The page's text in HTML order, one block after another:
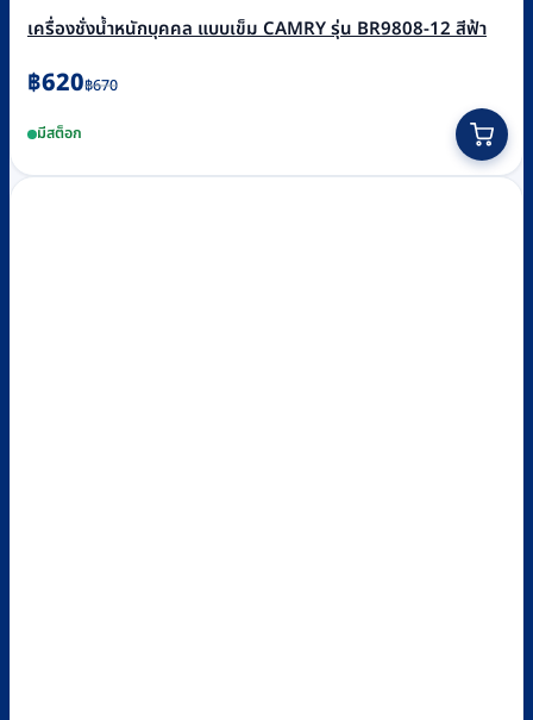
เครื่องชั่งน้ำหนักบุคคล แบบเข็ม CAMRY รุ่น BR9808-12 สีฟ้า
฿670
Original
was:
฿670.
฿620
Current
is:
฿620.
มีสต็อก